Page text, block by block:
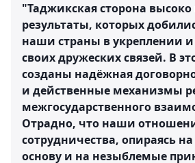
"Таджикская сторона
результаты, которых
наши страны в укреплении
своих дружеских связей. В
созданы надёжная
и действенные механизмы
межгосударственного
Отрадно, что наши
сотрудничества, опираясь
основу и на незыблемые